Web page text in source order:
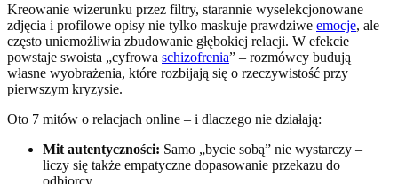
Kreowanie wizerunku przez filtry, starannie wyselekcjonowane
zdjęcia i profilowe opisy nie tylko maskuje prawdziwe emocje, ale
często uniemożliwia zbudowanie głębokiej relacji. W efekcie
powstaje swoista „cyfrowa schizofrenia” – rozmówcy budują
własne wyobrażenia, które rozbijają się o rzeczywistość przy
pierwszym kryzysie.
Oto 7 mitów o relacjach online – i dlaczego nie działają:
Mit autentyczności: Samo „bycie sobą” nie wystarczy –
liczy się także empatyczne dopasowanie przekazu do
odbiorcy.